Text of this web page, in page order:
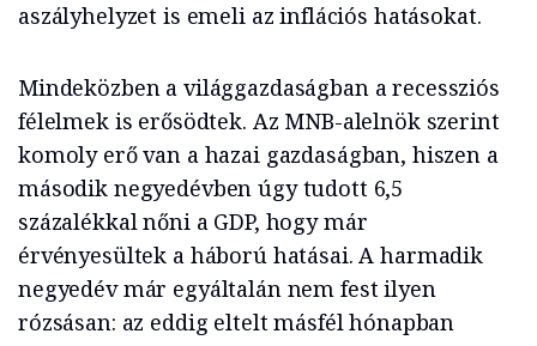
aszályhelyzet is emeli az inflációs hatásokat.
Mindeközben a világgazdaságban a recessziós
félelmek is erősödtek. Az MNB-alelnök szerint
komoly erő van a hazai gazdaságban, hiszen a
második negyedévben úgy tudott 6,5
százalékkal nőni a GDP, hogy már
érvényesültek a háború hatásai. A harmadik
negyedév már egyáltalán nem fest ilyen
rózsásan: az eddig eltelt másfél hónapban